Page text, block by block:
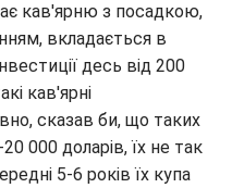
кав'ярню з посадкою,
вкладається в
десь від 200
кав'ярні
сказав би, що таких
000 доларів, їх не так
5-6 років їх купа